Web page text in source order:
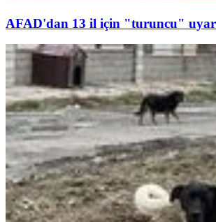
AFAD'dan 13 il için "turuncu"